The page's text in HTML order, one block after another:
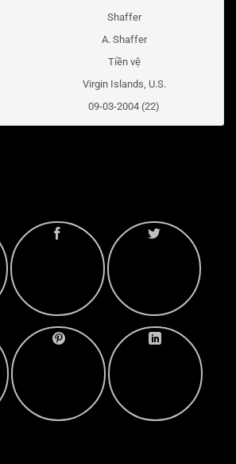
Shaffer
A. Shaffer
Tiền vệ
Virgin Islands, U.S.
09-03-2004 (22)